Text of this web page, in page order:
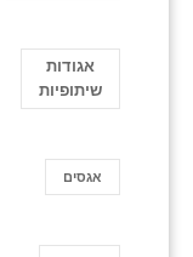
אגודות
שיתופיות
אגסים